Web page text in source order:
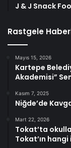
J & J Snack
Rastgele
Mayıs 15, 2026
Kartepe
Akademisi”
Kasım 7, 2025
Niğde’de
Mart 22, 2026
Tokat’ta
Tokat’ın